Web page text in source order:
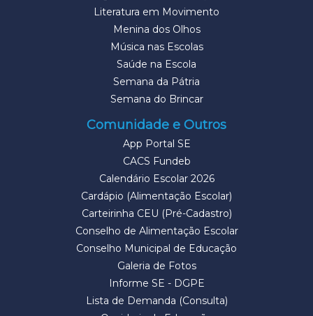
Literatura em Movimento
Menina dos Olhos
Música nas Escolas
Saúde na Escola
Semana da Pátria
Semana do Brincar
Comunidade e Outros
App Portal SE
CACS Fundeb
Calendário Escolar 2026
Cardápio (Alimentação Escolar)
Carteirinha CEU (Pré-Cadastro)
Conselho de Alimentação Escolar
Conselho Municipal de Educação
Galeria de Fotos
Informe SE - DGPE
Lista de Demanda (Consulta)